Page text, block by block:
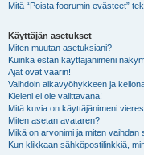
Mitä “Poista foorumin evästeet”
Käyttäjän asetukset
Miten muutan asetuksiani?
Kuinka estän käyttäjänimeni
Ajat ovat väärin!
Vaihdoin aikavyöhykkeen ja
Kieleni ei ole valittavana!
Mitä kuvia on käyttäjänimeni
Miten asetan avataren?
Mikä on arvonimi ja miten vaihdan
Kun klikkaan sähköpostilinkkiä,